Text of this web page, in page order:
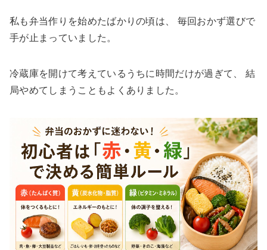
私も弁当作りを始めたばかりの頃は、 毎回おかず選びで
手が止まっていました。
冷蔵庫を開けて考えているうちに時間だけが過ぎて、 結
局やめてしまうこともよくありました。